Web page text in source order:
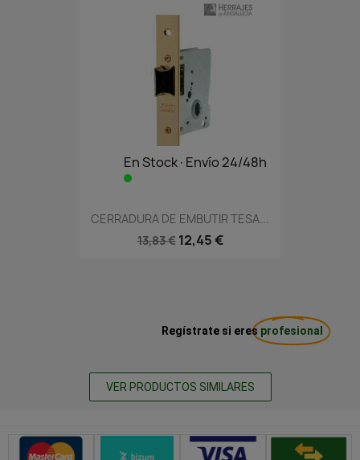
En Stock·Envío 24/48h
CERRADURA DE EMBUTIR TESA...
13,83 € 12,45 €
Regístrate si eres profesional
VER PRODUCTOS SIMILARES
Métodos de pago seguros